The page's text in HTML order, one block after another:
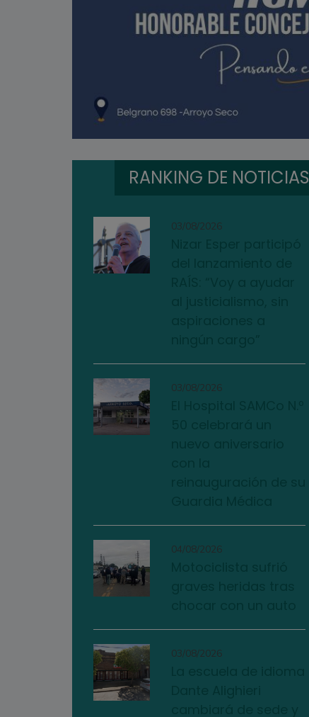
RANKING DE NOTICIAS
03/08/2026
03/08/2026
04/08/2026
03/08/2026